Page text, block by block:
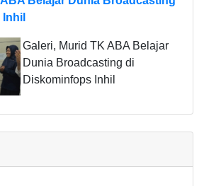
Galeri, Murid TK ABA Belajar
Dunia Broadcasting di
Diskominfops Inhil